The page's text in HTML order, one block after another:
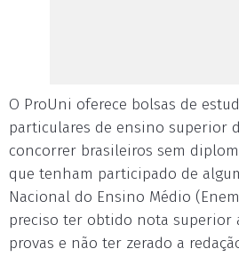
O ProUni oferece bolsas de
particulares de ensino superior
concorrer brasileiros sem
que tenham participado de
Nacional do Ensino Médio
preciso ter obtido nota superior
provas e não ter zerado a